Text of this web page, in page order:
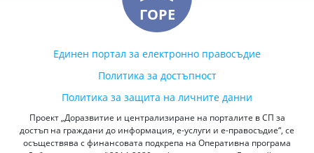
ГОРЕ
Единен портал за електронно правосъдие
Политика за достъпност
Политика за защита на личните данни
Проект „Доразвитие и централизиране на порталите в СП за
достъп на граждани до информация, е-услуги и е-правосъдие“, се
осъществява с финансовата подкрепа на Оперативна програма